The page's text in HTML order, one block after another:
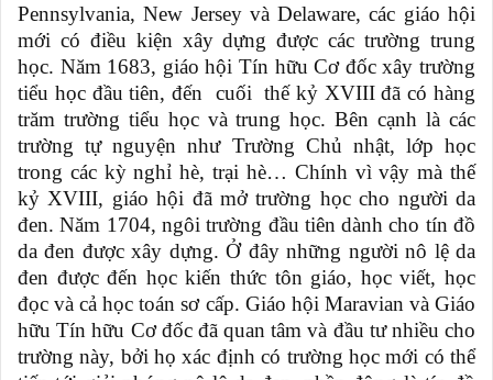
Pennsylvania, New Jersey và Delaware, các giáo hội
mới có điều kiện xây dựng được các trường trung
học. Năm 1683, giáo hội Tín hữu Cơ đốc xây trường
tiểu học đầu tiên, đến
cuối thế kỷ XVIII đã có hàng
trăm trường tiểu học và trung học. Bên cạnh là các
trường tự nguyện như Trường Chủ nhật, lớp học
trong các kỳ nghỉ hè, trại hè… Chính vì vậy mà thế
kỷ XVIII, giáo hội đã mở trường học cho người da
đen. Năm 1704, ngôi trường đầu tiên dành cho tín đồ
da đen được xây dựng. Ở đây những người nô lệ da
đen được đến học kiến thức tôn giáo, học viết, học
đọc và cả học toán sơ cấp. Giáo hội Maravian và Giáo
hữu Tín hữu Cơ đốc đã quan tâm và đầu tư nhiều cho
trường này, bởi họ xác định có trường học mới có thể